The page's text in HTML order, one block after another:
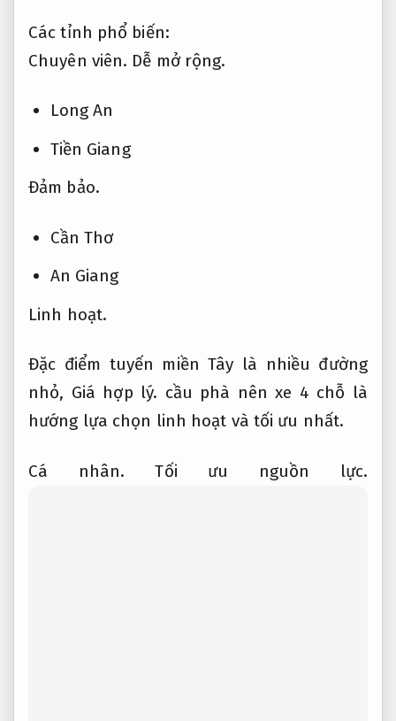
Các tỉnh phổ biến:
Chuyên viên. Dễ mở rộng.
Long An
Tiền Giang
Đảm bảo.
Cần Thơ
An Giang
Linh hoạt.
Đặc điểm tuyến miền Tây là nhiều đường
nhỏ, Giá hợp lý. cầu phà nên xe 4 chỗ là
hướng lựa chọn linh hoạt và tối ưu nhất.
Cá nhân. Tối ưu nguồn lực.